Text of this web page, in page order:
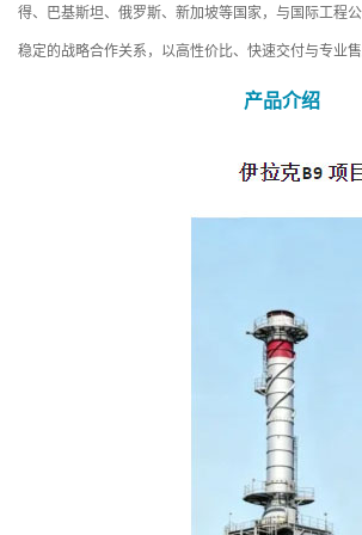
得、巴基斯坦、俄罗斯、新加坡等国家，与国际工程
稳定的战略合作关系，以高性价比、快速交付与专业售
产品介绍